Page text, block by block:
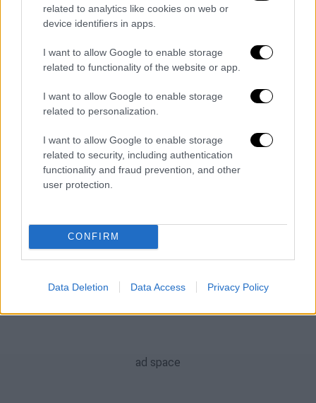
related to analytics like cookies on web or
device identifiers in apps.
I want to allow Google to enable storage
related to functionality of the website or app.
I want to allow Google to enable storage
related to personalization.
I want to allow Google to enable storage
related to security, including authentication
functionality and fraud prevention, and other
user protection.
CONFIRM
Data Deletion Data Access Privacy Policy
Ελλάδα|17.04.2020 13:51
πασατέμπο και ποπ-κορν
μασουλάμε στον καναπέ χωρίς μέτρο!
ειδήσεις τώρα
κινηματογράφος
τρόφιμα
Αλάσκα